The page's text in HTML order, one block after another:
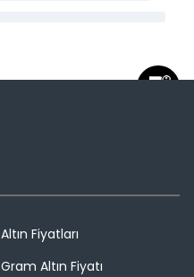
Altın Fiyatları
Gram Altın Fiyatı